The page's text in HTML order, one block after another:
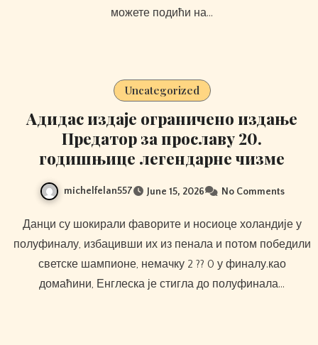
можете подићи на…
Uncategorized
Адидас издаје ограничено издање
Предатор за прославу 20.
годишњице легендарне чизме
michelfelan557 June 15, 2026 No Comments
Данци су шокирали фаворите и носиоце холандије у
полуфиналу, избацивши их из пенала и потом победили
светске шампионе, немачку 2 ?? 0 у финалу.као
домаћини, Енглеска је стигла до полуфинала…